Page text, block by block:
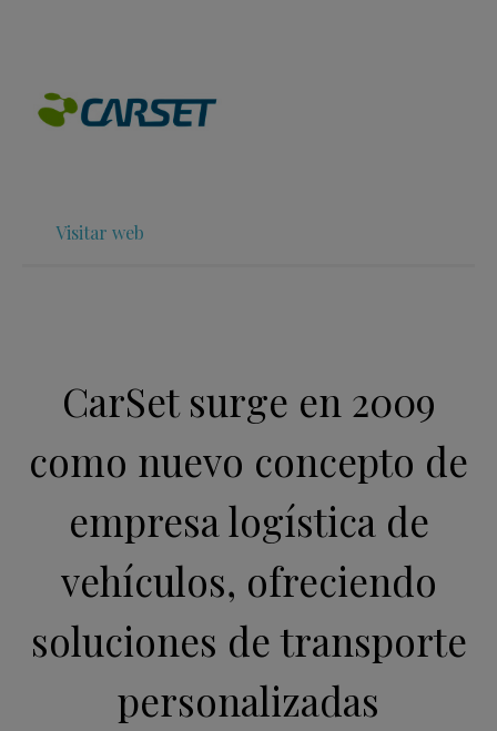
Visitar web
CarSet surge en 2009
como nuevo concepto de
empresa logística de
vehículos, ofreciendo
soluciones de transporte
personalizadas